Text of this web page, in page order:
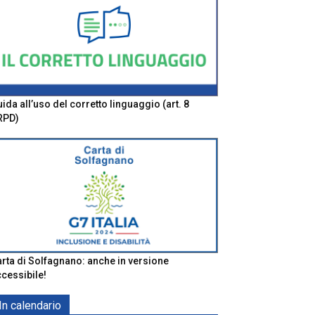
all’uso del corretto linguaggio (art. 8
di Solfagnano: anche in versione
In calendario